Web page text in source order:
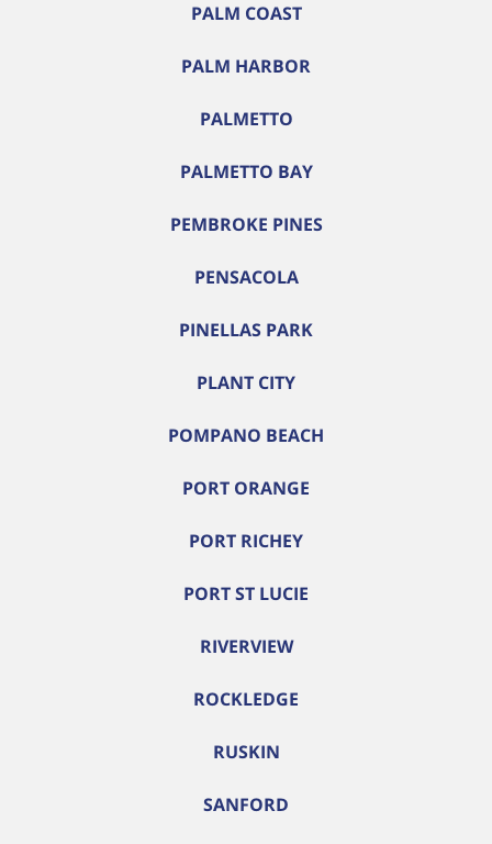
PALM COAST
PALM HARBOR
PALMETTO
PALMETTO BAY
PEMBROKE PINES
PENSACOLA
PINELLAS PARK
PLANT CITY
POMPANO BEACH
PORT ORANGE
PORT RICHEY
PORT ST LUCIE
RIVERVIEW
ROCKLEDGE
RUSKIN
SANFORD